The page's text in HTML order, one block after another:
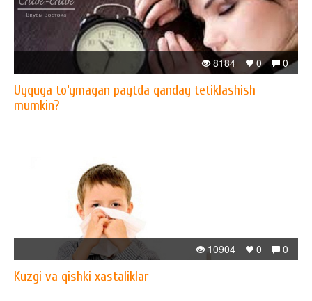
0
0
8184
Uyquga to‘ymagan paytda qanday tetiklashish
mumkin?
0
0
10904
Kuzgi va qishki xastaliklar